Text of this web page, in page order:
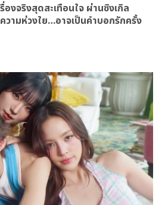
งจริงสุดสะเทือนใจ ผ่านซิงเกิล
วามห่วงใย…อาจเป็นคำบอกรักครั้ง